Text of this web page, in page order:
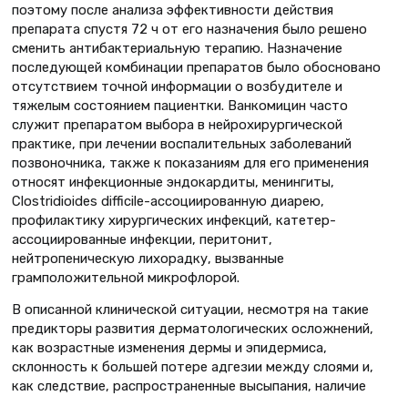
поэтому после анализа эффективности действия
препарата спустя 72 ч от его назначения было решено
сменить антибактериальную терапию. Назначение
последующей комбинации препаратов было обосновано
отсутствием точной информации о возбудителе и
тяжелым состоянием пациентки. Ванкомицин часто
служит препаратом выбора в нейрохирургической
практике, при лечении воспалительных заболеваний
позвоночника, также к показаниям для его применения
относят инфекционные эндокардиты, менингиты,
Clostridioides difficile-ассоциированную диарею,
профилактику хирургических инфекций, катетер-
ассоциированные инфекции, перитонит,
нейтропеническую лихорадку, вызванные
грамположительной микрофлорой.
В описанной клинической ситуации, несмотря на такие
предикторы развития дерматологических осложнений,
как возрастные изменения дермы и эпидермиса,
склонность к большей потере адгезии между слоями и,
как следствие, распространенные высыпания, наличие